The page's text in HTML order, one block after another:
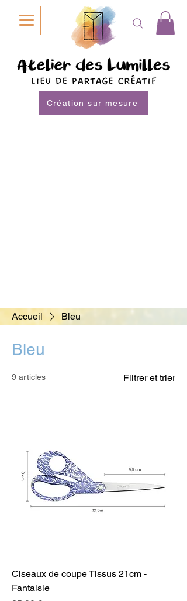
Création sur mesure
Accueil Bleu
Bleu
9 articles Filtrer et trier
Ciseaux de coupe Tissus 21cm -
Fantaisie